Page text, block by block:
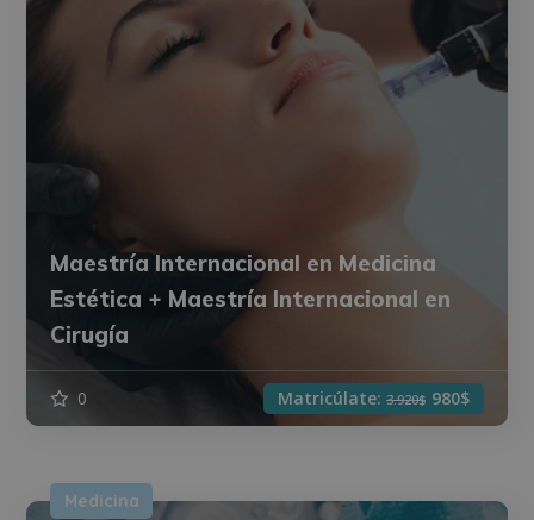
Maestría Internacional en Medicina
Estética + Maestría Internacional en
Cirugía
0 Matricúlate: 3.920$ 980$
Medicina